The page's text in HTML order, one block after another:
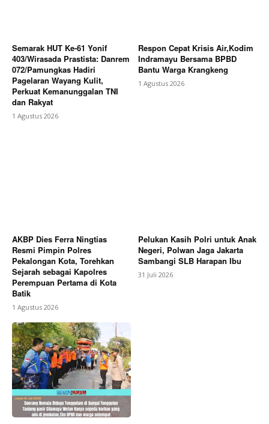
Semarak HUT Ke-61 Yonif
403/Wirasada Prastista: Danrem
072/Pamungkas Hadiri
Pagelaran Wayang Kulit,
Perkuat Kemanunggalan TNI
dan Rakyat
1 Agustus 2026
Respon Cepat Krisis Air,Kodim
Indramayu Bersama BPBD
Bantu Warga Krangkeng
1 Agustus 2026
AKBP Dies Ferra Ningtias
Resmi Pimpin Polres
Pekalongan Kota, Torehkan
Sejarah sebagai Kapolres
Perempuan Pertama di Kota
Batik
1 Agustus 2026
Pelukan Kasih Polri untuk Anak
Negeri, Polwan Jaga Jakarta
Sambangi SLB Harapan Ibu
31 Juli 2026